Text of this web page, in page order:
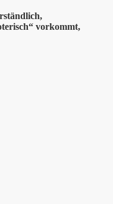
vorkommt,